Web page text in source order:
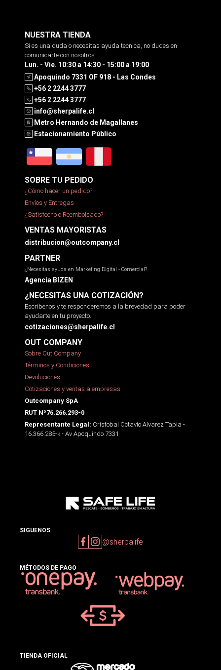
NUESTRA TIENDA
Si es una duda o necesitas ayuda tecnica, no dudes en
comunicarte con nosotros
Lun. - Vie. 10:30 a 14:30 - 15:00 a 19:00
Apoquindo 7331 OF 918 - Las Condes
+56 2 2244 3777
+56 2 2244 3777
info@sherpalife.cl
Metro Hernando de Magallanes
Estacionamiento Público
SOBRE TU PEDIDO
¿Cómo hacer un pedido?
Envíos y Entregas
¿Satisfecho o Reembolsado?
VENTAS MAYORISTAS
distribucion@outcompany.cl
PARTNER
¿Necesitas ayuda en Marketing Digital - Comercial?
Agencia BIZEN
¿NECESITAS UNA COTIZACIÓN?
Escríbenos y te responderemos a la brevedad para poder
ayudarte en tu proyecto.
cotizaciones@sherpalife.cl
OUT COMPANY
Sobre Out Company
Términos y Condiciones
Devoluciones
Cotizaciones y ventas a empresas
Outcompany SpA
RUT Nº76.266.293-0
Representante Legal: Cristobal Octavio Alvarez Tapia -
16.366.285-k - Av Apoquindo 7331
SIGUENOS
@sherpalife
MÉTODOS DE PAGO
TIENDA OFICIAL